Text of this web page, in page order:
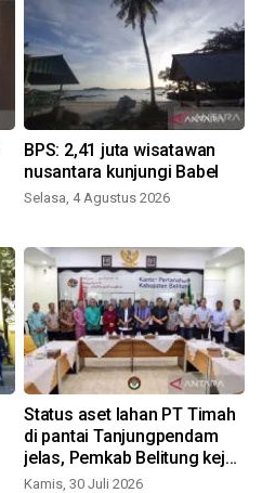
BPS: 2,41 juta wisatawan
nusantara kunjungi Babel
Selasa, 4 Agustus 2026
Status aset lahan PT Timah
di pantai Tanjungpendam
jelas, Pemkab Belitung kejar
sertifikasi
Kamis, 30 Juli 2026